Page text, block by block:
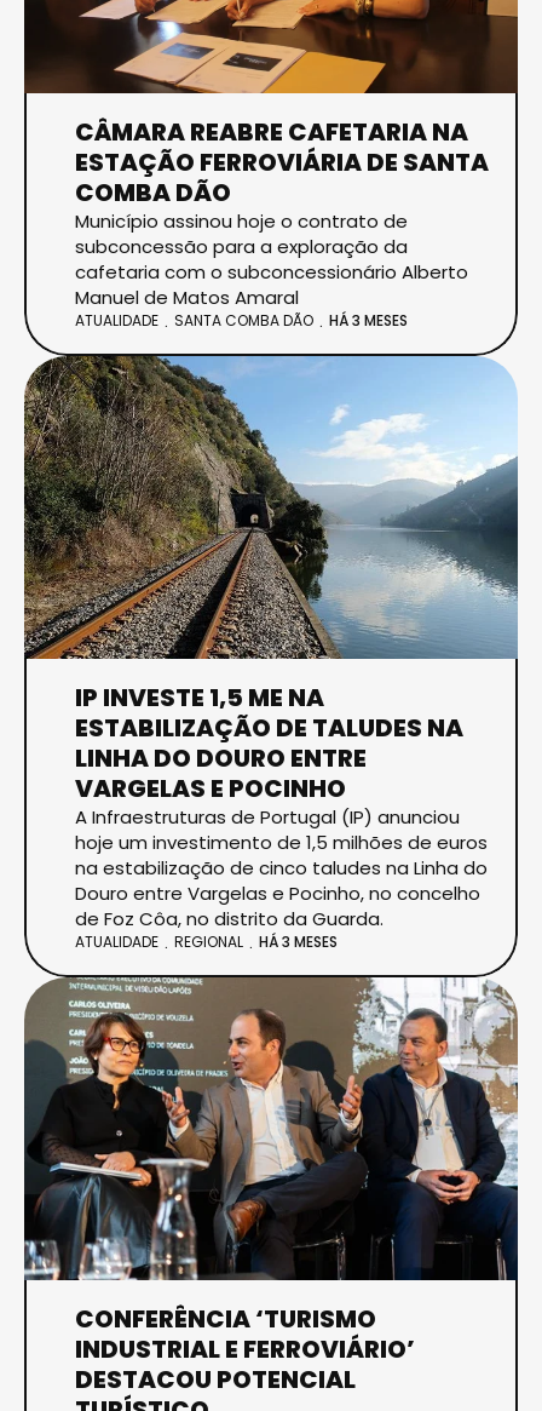
CÂMARA REABRE CAFETARIA NA
ESTAÇÃO FERROVIÁRIA DE SANTA
COMBA DÃO
Município assinou hoje o contrato de
subconcessão para a exploração da
cafetaria com o subconcessionário Alberto
Manuel de Matos Amaral
ATUALIDADE SANTA COMBA DÃO HÁ 3 MESES
IP INVESTE 1,5 ME NA
ESTABILIZAÇÃO DE TALUDES NA
LINHA DO DOURO ENTRE
VARGELAS E POCINHO
A Infraestruturas de Portugal (IP) anunciou
hoje um investimento de 1,5 milhões de euros
na estabilização de cinco taludes na Linha do
Douro entre Vargelas e Pocinho, no concelho
de Foz Côa, no distrito da Guarda.
ATUALIDADE REGIONAL HÁ 3 MESES
CONFERÊNCIA ‘TURISMO
INDUSTRIAL E FERROVIÁRIO’
DESTACOU POTENCIAL